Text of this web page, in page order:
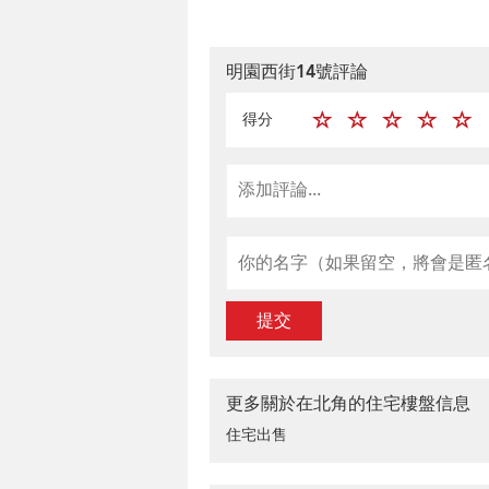
明園西街14號評論
得分
提交
更多關於在北角的住宅樓盤信息
住宅出售